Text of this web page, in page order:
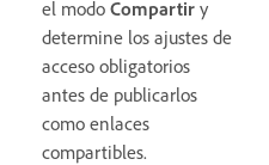
el modo Compartir y
determine los ajustes de
acceso obligatorios
antes de publicarlos
como enlaces
compartibles.